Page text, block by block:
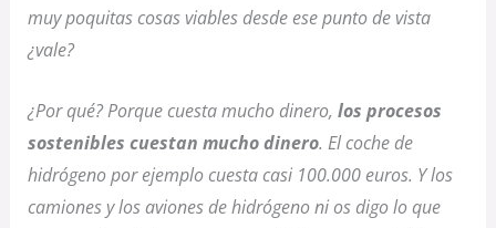
muy poquitas cosas viables desde ese punto de vista
¿vale?
¿Por qué? Porque cuesta mucho dinero, los procesos
sostenibles cuestan mucho dinero. El coche de
hidrógeno por ejemplo cuesta casi 100.000 euros. Y los
camiones y los aviones de hidrógeno ni os digo lo que